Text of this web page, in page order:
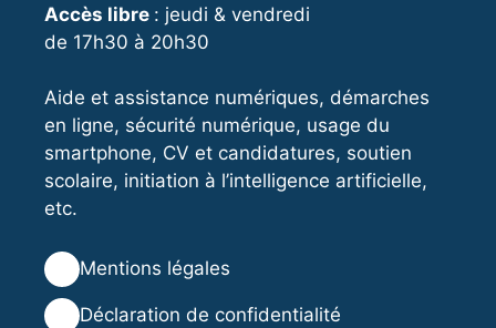
Accès libre : jeudi & vendredi
de 17h30 à 20h30
Aide et assistance numériques, démarches
en ligne, sécurité numérique, usage du
smartphone, CV et candidatures, soutien
scolaire, initiation à l’intelligence artificielle,
etc.
Mentions légales
Déclaration de confidentialité